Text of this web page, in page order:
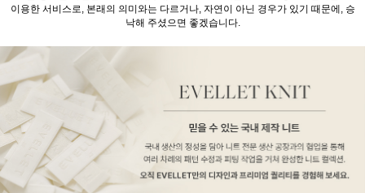
이용한 서비스로, 본래의 의미와는 다르거나, 자연이 아닌 경우가 있기 때문에, 승
낙해 주셨으면 좋겠습니다.